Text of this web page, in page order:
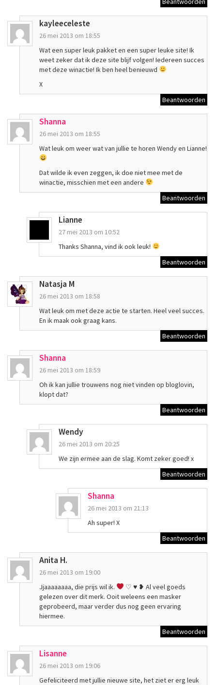
kayleeceleste
26 mei 2013 om 18:55
Wat een super leuk pakket en een super leuke site! Ik
weet zeker dat ik deze site blijf volgen! Iedereen succes
met deze winactie! Ik ben heel benieuwd
X
Beantwoorden
Shanna
26 mei 2013 om 18:55
Wat leuk om weer wat van jullie te horen Wendy en Lianne!
Dat wilde ik even zeggen, ik doe niet mee met de
winactie, misschien met een andere
Beantwoorden
Lianne
27 mei 2013 om 10:52
Thanks Shanna, vind ik ook leuk!
Beantwoorden
Natasja M
26 mei 2013 om 18:58
Wat leuk om met deze actie te starten. Heel veel succes.
En ik maak ook graag kans.
Beantwoorden
Shanna
26 mei 2013 om 18:59
Oh ik kan jullie trouwens nog niet vinden op bloglovin,
klopt dat?
Beantwoorden
Wendy
26 mei 2013 om 20:25
We zijn ermee aan de slag. Komt zeker goed! x
Beantwoorden
Shanna
26 mei 2013 om 21:13
Ah super! X
Beantwoorden
Anita H.
26 mei 2013 om 19:00
Jjaaaaaaaa, die prijs wil ik.
♡ ♥❥ Al veel goeds
gelezen over dit merk. Ooit weleens een masker
geprobeerd, maar verder dus nog geen ervaring
hiermee.
Beantwoorden
Lisanne
26 mei 2013 om 19:06
Gefeliciteerd met jullie nieuwe site, het ziet er erg leuk